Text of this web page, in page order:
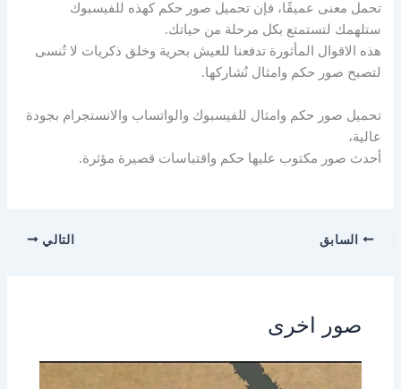
تحمل معنى عميقًا، فإن تحميل صور حكم كهذه للفيسبوك
ستلهمك لتستمتع بكل مرحلة من حياتك.
هذه الاقوال المأثورة تدفعنا للعيش بحرية وخلق ذكريات لا تُنسى
لتصبح صور حكم وامثال نُشاركها.
تحميل صور حكم وامثال للفيسبوك والواتساب والانستجرام بجودة
عالية،
أحدث صور مكتوب عليها حكم واقتباسات قصيرة مؤثرة.
السابق التالي
صور اخرى